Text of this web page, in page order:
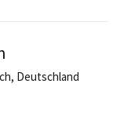
Deutschland